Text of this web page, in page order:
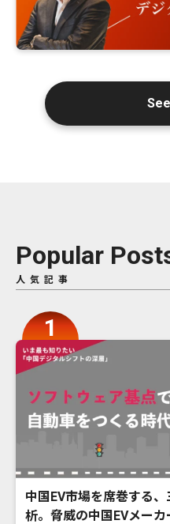
Popular
人気記事
中国EV市場を席巻する
析。脅威の中国EVメー